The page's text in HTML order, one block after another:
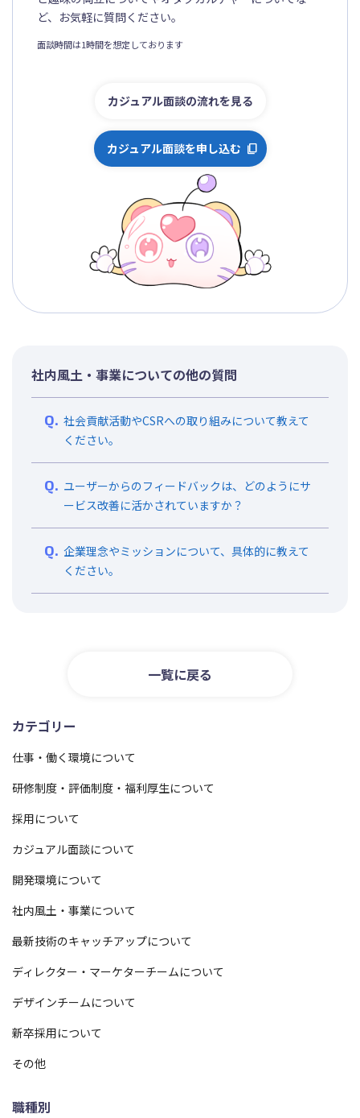
ど、お気軽に質問ください。
面談時間は1時間を想定しております
カジュアル面談の流れを見る
カジュアル面談を申し込む
社内風土・事業についての他の質問
社会貢献活動やCSRへの取り組みについて教えて
ください。
ユーザーからのフィードバックは、どのようにサ
ービス改善に活かされていますか？
企業理念やミッションについて、具体的に教えて
ください。
一覧に戻る
カテゴリー
仕事・働く環境について
研修制度・評価制度・福利厚生について
採用について
カジュアル面談について
開発環境について
社内風土・事業について
最新技術のキャッチアップについて
ディレクター・マーケターチームについて
デザインチームについて
新卒採用について
その他
職種別